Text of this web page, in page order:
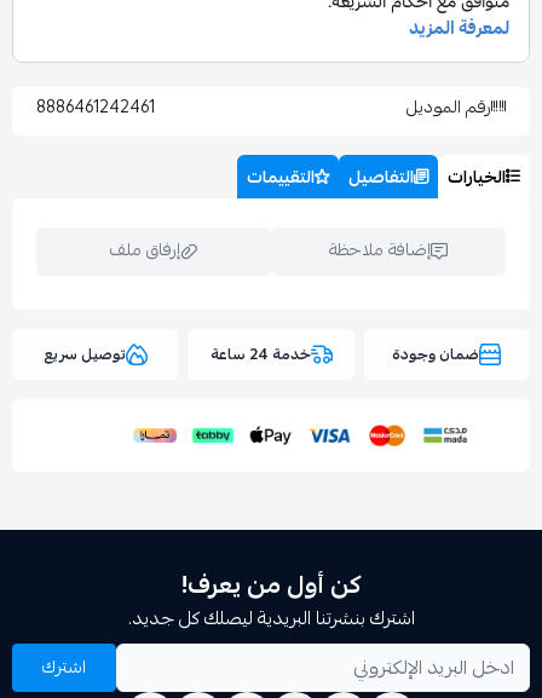
8886461242461
التفاصيل التقييمات
إضافة ملاحظة
خدمة 24 ساعة توصيل سريع
كن أول من يعرف!
اشترك بنشرتنا البريدية ليصلك كل جديد.